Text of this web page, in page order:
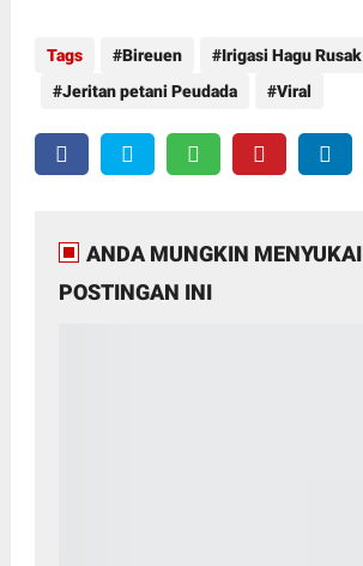
Tags Bireuen
Irigasi Hagu Rusak
Jeritan petani Peudada
Viral
ANDA MUNGKIN MENYUKAI
POSTINGAN INI